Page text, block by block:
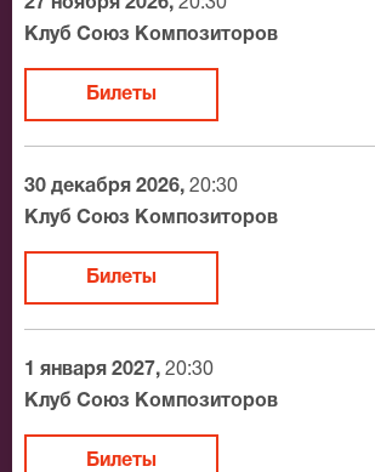
27 ноября 2026, 20:30
Клуб Союз Композиторов
Билеты
30 декабря 2026, 20:30
Клуб Союз Композиторов
Билеты
1 января 2027, 20:30
Клуб Союз Композиторов
Билеты